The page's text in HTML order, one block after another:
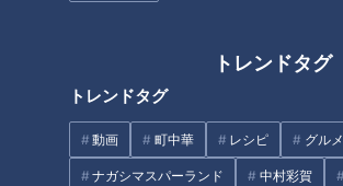
トレンドタグ
トレンドタグ
動画 町中華 レシピ グルメ
ナガシマスパーランド 中村彩賀
CBCテレビ『チャント！』マヂ学校に向かいます